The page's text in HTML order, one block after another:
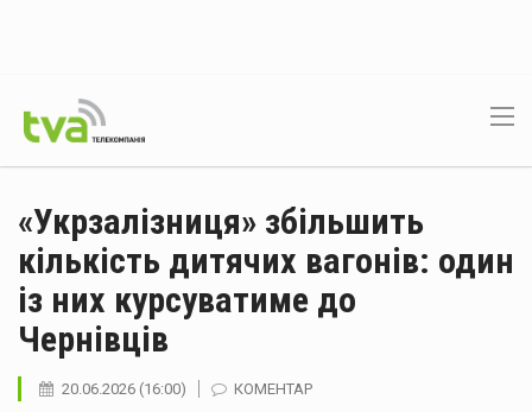
«Укрзалізниця» збільшить
кількість дитячих вагонів: один
із них курсуватиме до
Чернівців
20.06.2026 (16:00) КОМЕНТАР